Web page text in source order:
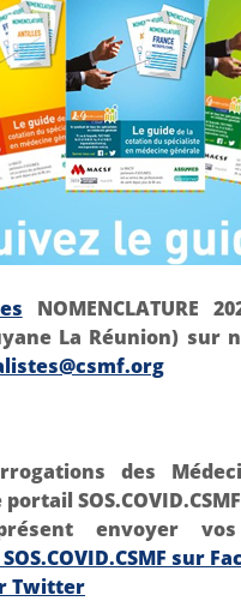
NOMENCLATURE
La Réunion) sur
des
portail SOS.COVID.CSMF
envoyer vos
sur
Twitter